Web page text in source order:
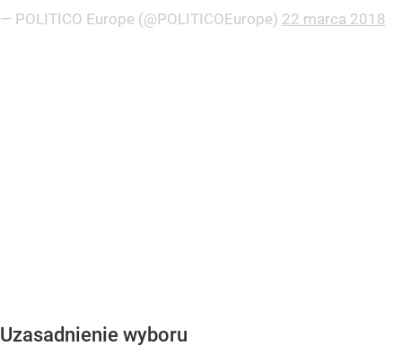
— POLITICO Europe (@POLITICOEurope) 22 marca 2018
Uzasadnienie wyboru